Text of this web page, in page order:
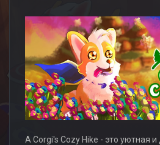
A Corgi's Cozy Hike - это уютная